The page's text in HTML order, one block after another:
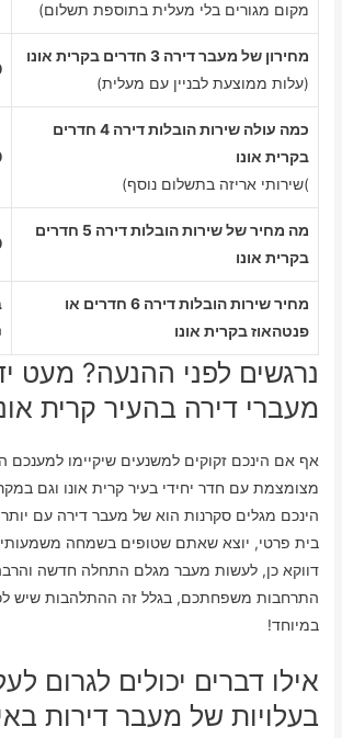
מקום מגורים בלי מעלית בתוספת תשלום)
מחירון של מעבר דירה 3 חדרים בקרית אונו
(עלות ממוצעת לבניין עם מעלית)
כמה עולה שירות הובלות דירה 4 חדרים
בקרית אונו
)שירותי אריזה בתשלום נוסף)
מה מחיר של שירות הובלות דירה 5 חדרים
בקרית אונו
מחיר שירות הובלות דירה 6 חדרים או
פנטהאוז בקרית אונו
נרגשים לפני ההנעה? מעט
מעברי דירה בהעיר קרית
אף אם הינכם זקוקים למשנעים שיקיימו למענכם
מצומצמת עם חדר יחידי בעיר קרית אונו וגם
הינכם מגלים סקרנות הוא של מעבר דירה עם יותר
בית פרטי, יוצא שאתם שטופים בשמחה
דווקא כן, לעשות מעבר מגלם התחלה חדשה
התרחבות משפחתכם, בגלל זה ההתלהבות שיש
במיוחד!
אילו דברים יכולים לגרום
בעלויות של מעבר דירות